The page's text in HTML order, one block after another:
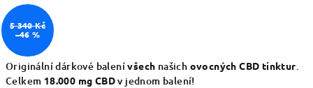
Originální dárkové balenívšech našich ovocných CBD tinktur.
Celkem 18.000 mg CBDv jednom balení!
5 340 Kč
–46 %